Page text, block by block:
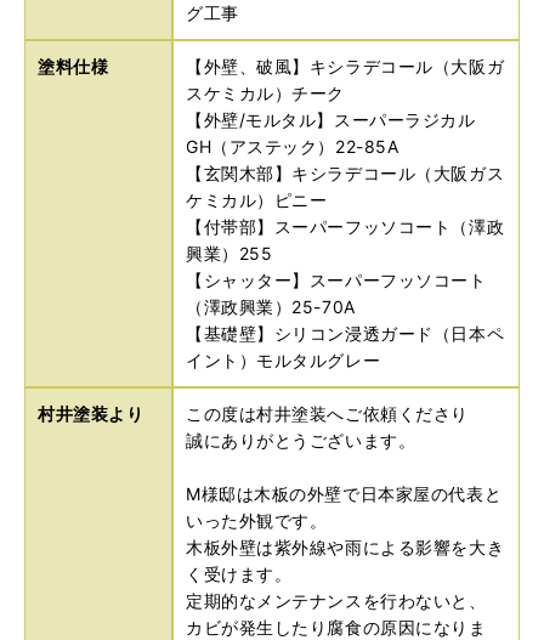
グ工事
塗料仕様
【外壁、破風】キシラデコール（大阪ガ
スケミカル）チーク
【外壁/モルタル】スーパーラジカル
GH（アステック）22-85A
【玄関木部】キシラデコール（大阪ガス
ケミカル）ピニー
【付帯部】スーパーフッソコート（澤政
興業）255
【シャッター】スーパーフッソコート
（澤政興業）25-70A
【基礎壁】シリコン浸透ガード（日本ペ
イント）モルタルグレー
村井塗装より
この度は村井塗装へご依頼くださり
誠にありがとうございます。
M様邸は木板の外壁で日本家屋の代表と
いった外観です。
木板外壁は紫外線や雨による影響を大き
く受けます。
定期的なメンテナンスを行わないと、
カビが発生したり腐食の原因になりま